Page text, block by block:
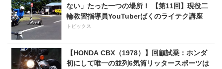
ない」たった一つの場所！ 【第11回】現役二
輪教習指導員YouTuberばくのライテク講座
トピックス
【HONDA CBX（1978）】回顧試乗：ホンダ
初にして唯一の並列6気筒リッタースポーツは